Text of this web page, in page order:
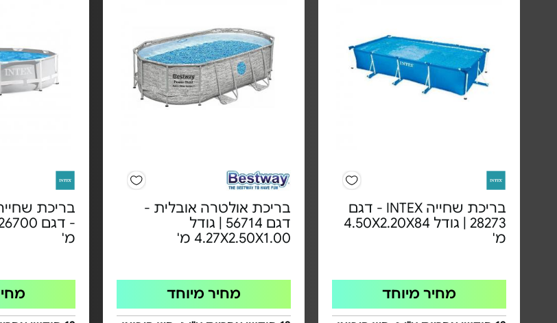
בריכת שחייה INTEX - דגם
28273 | גודל 4.50X2.20X84
מ'
מחיר מיוחד
בריכת אולטרה אובלית -
דגם 56714 | גודל
4.27X2.50X1.00 מ'
מחיר מיוחד
מ'